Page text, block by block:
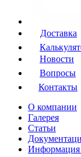
Доставка
Новости
Вопросы
Контакты
О компании
Галерея
Статьи
Информация